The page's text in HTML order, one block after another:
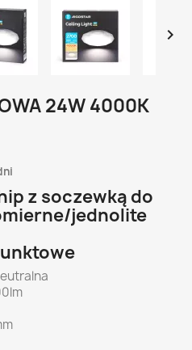

24W 4000K
z soczewką do
jednolite